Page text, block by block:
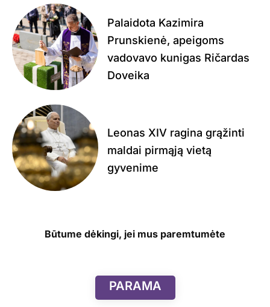
Palaidota Kazimira
Prunskienė, apeigoms
vadovavo kunigas Ričardas
Doveika
Leonas XIV ragina grąžinti
maldai pirmąją vietą
gyvenime
Būtume dėkingi, jei mus paremtumėte
PARAMA